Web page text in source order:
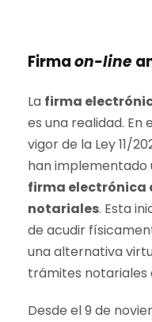
Firmaon-line
La firma
es una realidad.
vigor de la Ley 11/
han implementado
firma electrónica
notariales. Esta
de acudir
una alternativa
trámites notariales
Desde el 9 de